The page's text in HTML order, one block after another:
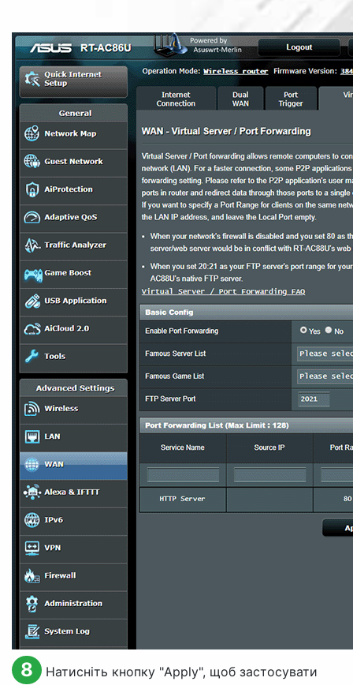
8 Натисніть кнопку "Apply", щоб застосувати